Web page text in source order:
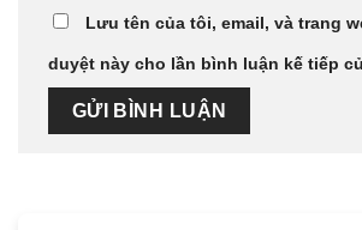
Lưu tên của tôi, email, và trang
duyệt này cho lần bình luận kế tiếp